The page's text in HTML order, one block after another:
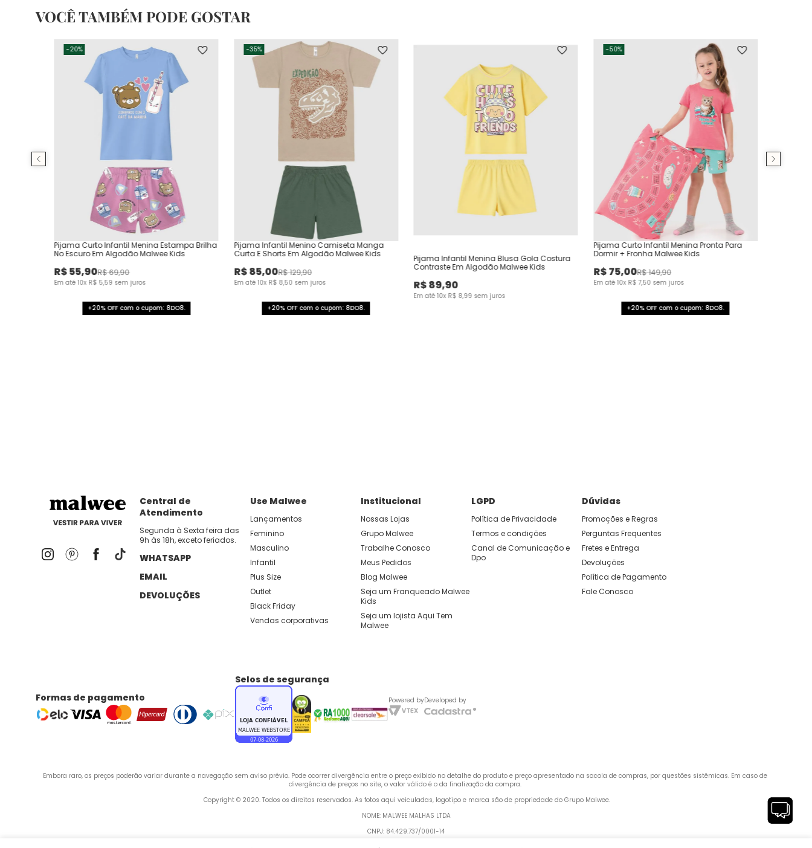
VOCÊ TAMBÉM PODE GOSTAR
-20%
Pijama Curto Infantil Menina Estampa Brilha
No Escuro Em Algodão Malwee Kids
R$55,90R$69,90
Em até10x R$ 5,59 sem juros
+20% OFF com o cupom: 8DO8.
-35%
Pijama Infantil Menino Camiseta Manga
Curta E Shorts Em Algodão Malwee Kids
R$85,00R$129,90
Em até10x R$ 8,50 sem juros
+20% OFF com o cupom: 8DO8.
Pijama Infantil Menina Blusa Gola Costura
Contraste Em Algodão Malwee Kids
R$89,90
Em até10x R$ 8,99 sem juros
-50%
Pijama Curto Infantil Menina Pronta Para
Dormir + Fronha Malwee Kids
R$75,00R$149,90
Em até10x R$ 7,50 sem juros
+20% OFF com o cupom: 8DO8.
Central de
Atendimento
Segunda à Sexta feira das
9h às 18h, exceto feriados.
WHATSAPP
EMAIL
DEVOLUÇÕES
Use Malwee
Lançamentos
Feminino
Masculino
Infantil
Plus Size
Outlet
Black Friday
Vendas corporativas
Institucional
Nossas Lojas
Grupo Malwee
Trabalhe Conosco
Meus Pedidos
Blog Malwee
Seja um Franqueado Malwee
Kids
Seja um lojista Aqui Tem
Malwee
LGPD
Política de Privacidade
Termos e condições
Canal de Comunicação e
Dpo
Dúvidas
Promoções e Regras
Perguntas Frequentes
Fretes e Entrega
Devoluções
Política de Pagamento
Fale Conosco
Formas de pagamento
Selos de segurança
Powered byDeveloped by
Embora raro, os preços poderão variar durante a navegação sem aviso prévio. Pode ocorrer divergência entre o preço exibido no detalhe do produto e preço apresentado na sacola de compras, por questões sistêmicas. Em caso de
divergência de preços no site, o valor válido é o da finalização da compra.
Copyright © 2020. Todos os direitos reservados. As fotos aqui veiculadas, logotipo e marca são de propriedade do Grupo Malwee.
NOME: MALWEE MALHAS LTDA
CNPJ: 84.429.737/0001-14